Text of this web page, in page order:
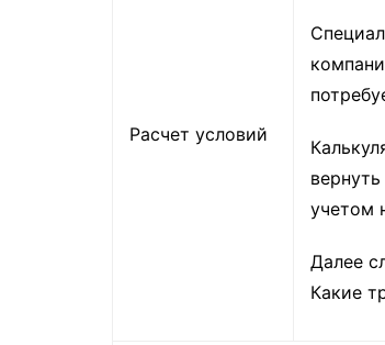
Расчет условий
учетом
Далее
Какие